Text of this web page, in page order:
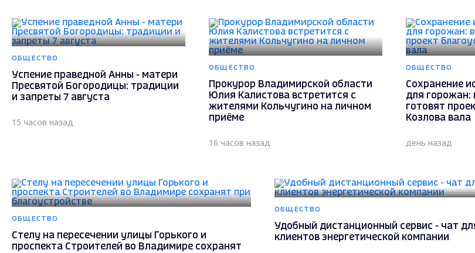
ОБЩЕСТВО
Успение праведной Анны - матери
Пресвятой Богородицы: традиции
и запреты 7 августа
15 часов назад
ОБЩЕСТВО
Прокурор Владимирской области
Юлия Калистова встретится с
жителями Кольчугино на личном
приёме
16 часов назад
ОБЩЕСТВО
Сохранение
для горожан:
готовят
Козлова вала
день назад
ОБЩЕСТВО
Стелу на пересечении улицы Горького и
проспекта Строителей во Владимире сохранят
ОБЩЕСТВО
Удобный дистанционный сервис - чат
клиентов энергетической компании